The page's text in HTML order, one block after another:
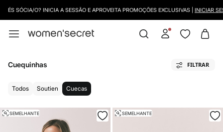
ÉS SÓCIA/O? INICIA A SESSÃO E APROVEITA PROMOÇÕES EXCLUSIVAS | INICIAR
Cuequinhas FILTRAR
Todos Soutien Cuecas
SEMELHANTE SEMELHANTE